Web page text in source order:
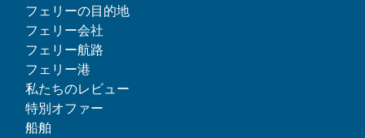
フェリーの目的地
フェリー会社
フェリー航路
フェリー港
私たちのレビュー
特別オファー
船舶